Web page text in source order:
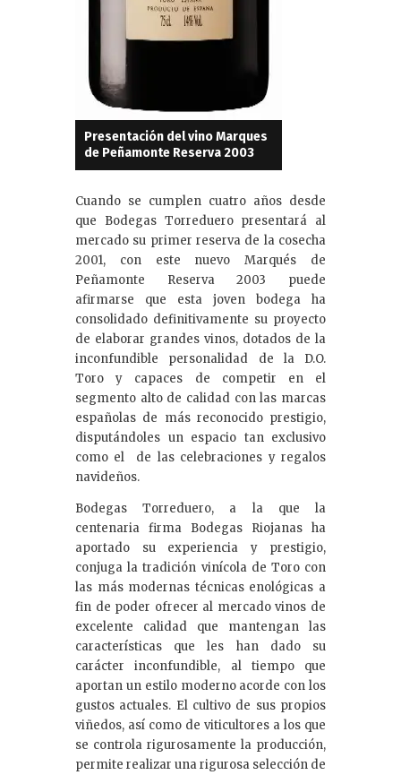
Presentación del vino Marques
de Peñamonte Reserva 2003
Cuando se cumplen cuatro años desde
que Bodegas Torreduero presentará al
mercado su primer reserva de la cosecha
2001, con este nuevo Marqués de
Peñamonte Reserva 2003 puede
afirmarse que esta joven bodega ha
consolidado definitivamente su proyecto
de elaborar grandes vinos, dotados de la
inconfundible personalidad de la D.O.
Toro y capaces de competir en el
segmento alto de calidad con las marcas
españolas de más reconocido prestigio,
disputándoles un espacio tan exclusivo
como el de las celebraciones y regalos
navideños.
Bodegas Torreduero, a la que la
centenaria firma Bodegas Riojanas ha
aportado su experiencia y prestigio,
conjuga la tradición vinícola de Toro con
las más modernas técnicas enológicas a
fin de poder ofrecer al mercado vinos de
excelente calidad que mantengan las
características que les han dado su
carácter inconfundible, al tiempo que
aportan un estilo moderno acorde con los
gustos actuales. El cultivo de sus propios
viñedos, así como de viticultores a los que
se controla rigurosamente la producción,
permite realizar una rigurosa selección de